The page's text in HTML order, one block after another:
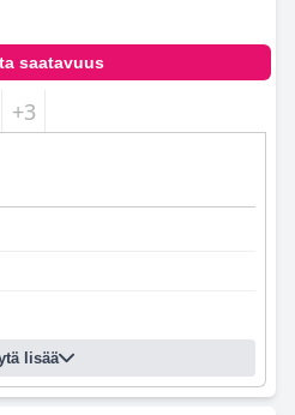
saatavuus
+3
lisää